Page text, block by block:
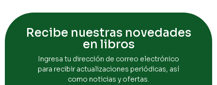
Recibe nuestras novedades
en libros
Ingresa tu dirección de correo electrónico
para recibir actualizaciones periódicas, así
como noticias y ofertas.